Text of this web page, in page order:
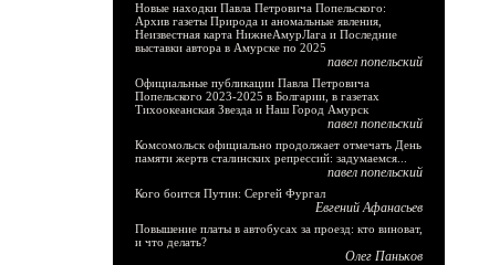
Новые находки Павла Петровича Попельского:
Архив газеты Природа и аномальные явления,
Неизвестная карта НижнеАмурЛага и Последние
выставки автора в Амурске по 2025
павел попельский
Официальные публикации Павла Петровича
Попельского 2023-2025 в Болгарии, в газетах
Тихоокеанская Звезда и Наш Город Амурск
павел попельский
Комсомольск официально продолжает отмечать День
памяти жертв сталинских репрессий: задумаемся...
павел попельский
Кого боится Путин: Сергей Фургал
Евгений Афанасьев
Повышение платы в автобусах за проезд: кто виноват,
и что делать?
Олег Паньков